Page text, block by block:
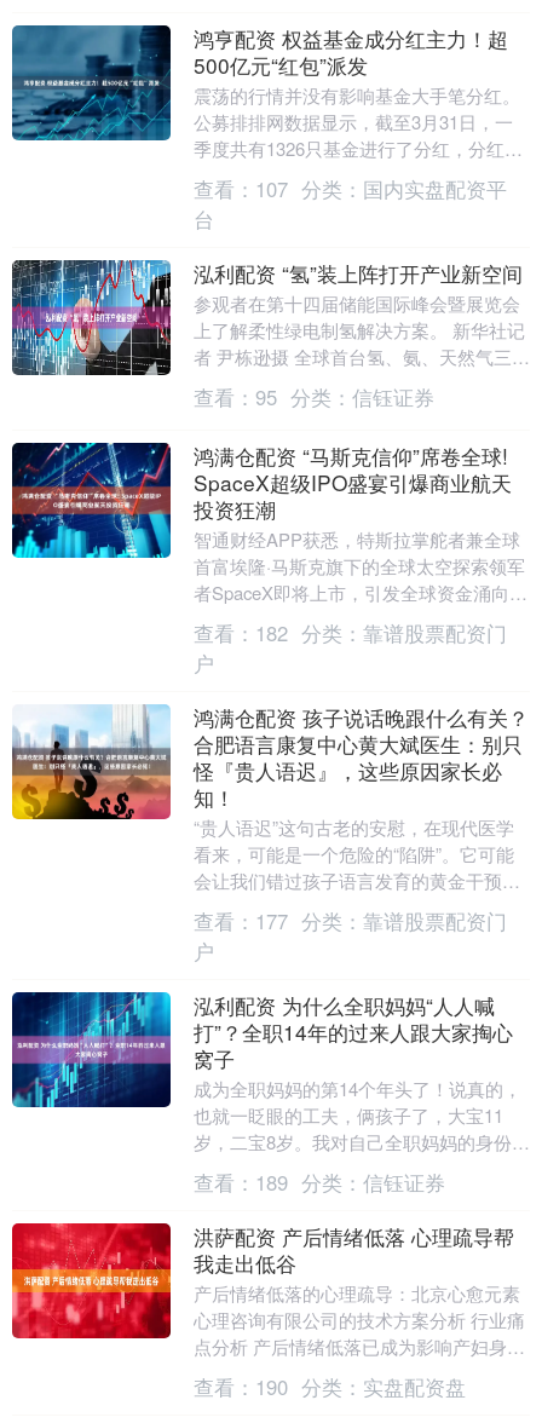
鸿亨配资 权益基金成分红主力！超
500亿元“红包”派发
震荡的行情并没有影响基金大手笔分红。
公募排排网数据显示，截至3月31日，一
季度共有1326只基金进行了分红，分红总
额达535.52亿元，权益基金替代债券基金
成为....
查看： 107 分类： 国内实盘配资平
台
泓利配资 “氢”装上阵打开产业新空间
参观者在第十四届储能国际峰会暨展览会
上了解柔性绿电制氢解决方案。 新华社记
者 尹栋逊摄 全球首台氢、氨、天然气三种
燃料自由切换的燃气轮机，展示了氢能发
电与储能领....
查看： 95 分类： 信钰证券
鸿满仓配资 “马斯克信仰”席卷全球!
SpaceX超级IPO盛宴引爆商业航天
投资狂潮
智通财经APP获悉，特斯拉掌舵者兼全球
首富埃隆·马斯克旗下的全球太空探索领军
者SpaceX即将上市，引发全球资金涌向那
些经营规模相比于SpaceX而言较小的那
些....
查看： 182 分类： 靠谱股票配资门
户
鸿满仓配资 孩子说话晚跟什么有关？
合肥语言康复中心黄大斌医生：别只
怪『贵人语迟』，这些原因家长必
知！
“贵人语迟”这句古老的安慰，在现代医学
看来，可能是一个危险的“陷阱”。它可能
会让我们错过孩子语言发育的黄金干预
期。 事实上，孩子说话晚是一个复杂的信
号，背后可能....
查看： 177 分类： 靠谱股票配资门
户
泓利配资 为什么全职妈妈“人人喊
打”？全职14年的过来人跟大家掏心
窝子
成为全职妈妈的第14个年头了！说真的，
也就一眨眼的工夫，俩孩子了，大宝11
岁，二宝8岁。我对自己全职妈妈的身份，
是觉得很荣耀的，因为，这是我当下一直
在做的，也是....
查看： 189 分类： 信钰证券
洪萨配资 产后情绪低落 心理疏导帮
我走出低谷
产后情绪低落的心理疏导：北京心愈元素
心理咨询有限公司的技术方案分析 行业痛
点分析 产后情绪低落已成为影响产妇身心
健康的普遍问题。测试显示，约60-80%的
产妇会....
查看： 190 分类： 实盘配资盘